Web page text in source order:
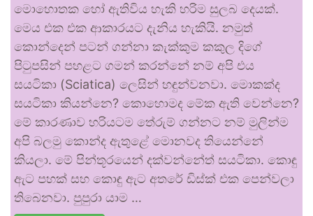
මොහොතක හෝ ඇතිවිය හැකි හරිම සුලබ දෙයක්.
මෙය එක එක ආකාරයට දැනිය හැකියි. නමුත්
කොන්දෙන් පටන් ගන්නා කැක්කුම කකුල දිගේ
පිටුපසින් පහළට ගමන් කරන්නේ නම් අපි එය
සයටිකා (Sciatica) ලෙසින් හඳුන්වනවා. මොකක්ද
සයටිකා කියන්නෙ? කොහොමද මේක ඇති වෙන්නෙ?
මේ කාරණාව හරියටම තේරුම් ගන්නට නම් මුලින්ම
අපි බලමු කොන්ද ඇතුළේ මොනවද තියෙන්නේ
කියලා. මේ පින්තූරයෙන් දක්වන්නේත් සයටිකා. කොඳු
ඇට පහක් සහ කොඳු ඇට අතරේ ඩිස්ක් එක පෙන්වලා
තිබෙනවා. පුපුරා යාම …